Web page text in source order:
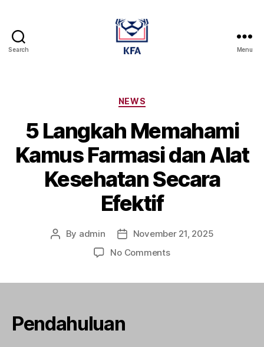
Search
Alat
Kesehatan
Menu
Categories
NEWS
5 Langkah Memahami
Kamus Farmasi dan Alat
Kesehatan Secara
Efektif
Post
By admin
Post
date
November 21, 2025
No Commentson
Pendahuluan